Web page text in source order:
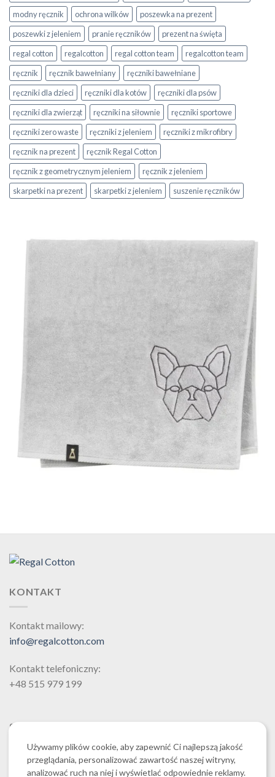
modny ręcznik
ochrona wilków
poszewka na prezent
poszewki z jeleniem
pranie ręczników
prezent na święta
regal cotton
regalcotton regal cotton team
regalcotton team
ręcznik
ręcznik bawełniany
ręczniki bawełniane
ręczniki dla dzieci
ręczniki dla kotów
ręczniki dla psów
ręczniki dla zwierząt
ręczniki na siłownie
ręczniki sportowe
ręczniki zero waste
ręczniki z jeleniem
ręczniki z mikrofibry
ręcznik na prezent
ręcznik Regal Cotton
ręcznik z geometrycznym jeleniem
ręcznik z jeleniem
skarpetki na prezent
skarpetki z jeleniem suszenie ręczników
KONTAKT
Kontakt mailowy:
info@regalcotton.com
Kontakt telefoniczny:
+48 515 979 199
SZUKAJ
Używamy plików cookie, aby zapewnić Ci najlepszą jakość
przeglądania, personalizować zawartość naszej witryny,
analizować ruch na niej i wyświetlać odpowiednie reklamy.